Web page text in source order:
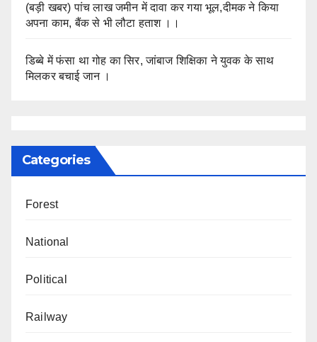
(बड़ी खबर) पांच लाख जमीन में दावा कर गया भूल,दीमक ने किया
अपना काम, बैंक से भी लौटा हताश ।।
डिब्बे में फंसा था गोह का सिर, जांबाज शिक्षिका ने युवक के साथ
मिलकर बचाई जान ।
Categories
Forest
National
Political
Railway